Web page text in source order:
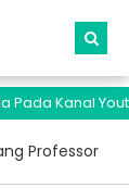
Kanal
Professor